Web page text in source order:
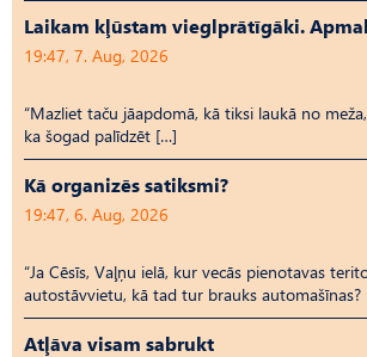
Laikam kļūstam vieglprātīgāki.
19:47, 7. Aug, 2026
“Mazliet taču jāapdomā, kā tiksi laukā no
ka šogad palīdzēt […]
Kā organizēs satiksmi?
19:47, 6. Aug, 2026
“Ja Cēsīs, Vaļņu ielā, kur vecās pienotavas
autostāvvietu, kā tad tur brauks automašīnas?
Atļāva visam sabrukt